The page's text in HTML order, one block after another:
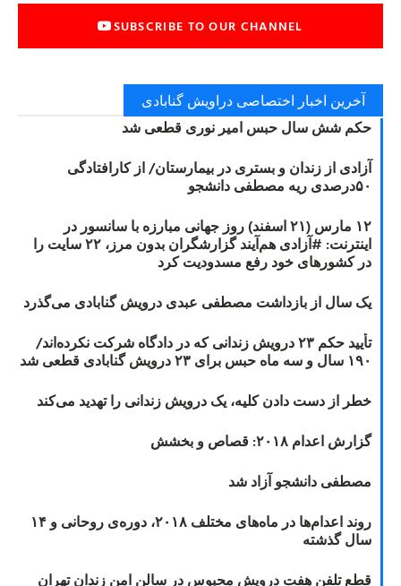
SUBSCRIBE TO OUR CHANNEL
آخرین اخبار اختصاصی دراویش گنابادی
حکم شش سال حبس امیر نوری قطعی شد
آزادی از زندان و بستری در بیمارستان/ از کارافتادگی
۵۰درصدی ریه مصطفی دانشجو
۱۲ مارس (۲۱ اسفند) روز جهانی مبارزه با سانسور در
اینترنت: #آزادی هم‌آیند گزارشگران‌ بدون مرز، ۲۲ سایت را
در کشورهای خود رفع مسدودیت کرد
یک سال از بازداشت مصطفی عبدی درویش گنابادی می‌گذرد
تأیید حکم ۲۳ درویش زندانی که در دادگاه شرکت نکرده‌اند/
۱۹۰ سال و سه ماه حبس برای ۲۳ درویش گنابادی قطعی شد
خطر از دست دادن کلیه، یک درویش زندانی را تهدید می‌کند
گزارش اعدام ۲۰۱۸: قصاص و بخشش
مصطفی دانشجو آزاد شد
روند اعدام‌ها در ماه‌های مختلف ۲۰۱۸، دوره‌ی روحانی و ۱۴
سال گذشته
قطع تلفن هفت درویش محبوس در سالن امن زندان تهران